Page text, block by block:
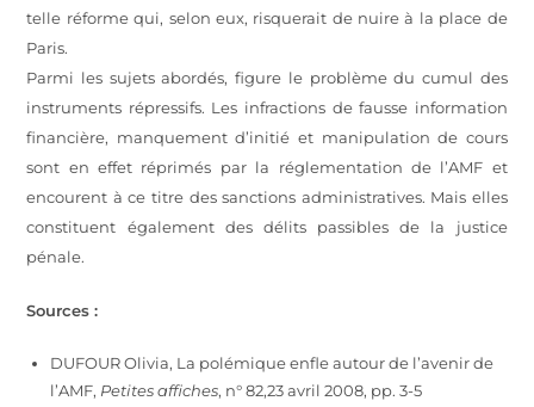
telle réforme qui, selon eux, risquerait de nuire à la place de
Paris.
Parmi les sujets abordés, figure le problème du cumul des
instruments répressifs. Les infractions de fausse information
financière, manquement d’initié et manipulation de cours
sont en effet réprimés par la réglementation de l’AMF et
encourent à ce titre des sanctions administratives. Mais elles
constituent également des délits passibles de la justice
pénale.
Sources :
DUFOUR Olivia, La polémique enfle autour de l’avenir de
l’AMF, Petites affiches, n° 82,23 avril 2008, pp. 3-5